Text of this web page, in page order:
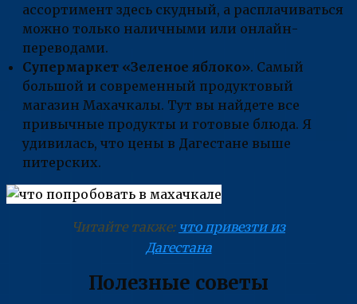
ассортимент здесь скудный, а расплачиваться
можно только наличными или онлайн-
переводами.
Супермаркет «Зеленое яблоко». Самый
большой и современный продуктовый
магазин Махачкалы. Тут вы найдете все
привычные продукты и готовые блюда. Я
удивилась, что цены в Дагестане выше
питерских.
Читайте также: что привезти из
Дагестана
Полезные советы